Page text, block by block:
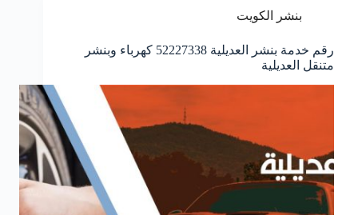
بنشر الكويت
رقم خدمة بنشر العديلية 52227338 كهرباء وبنشر
متنقل العديلية